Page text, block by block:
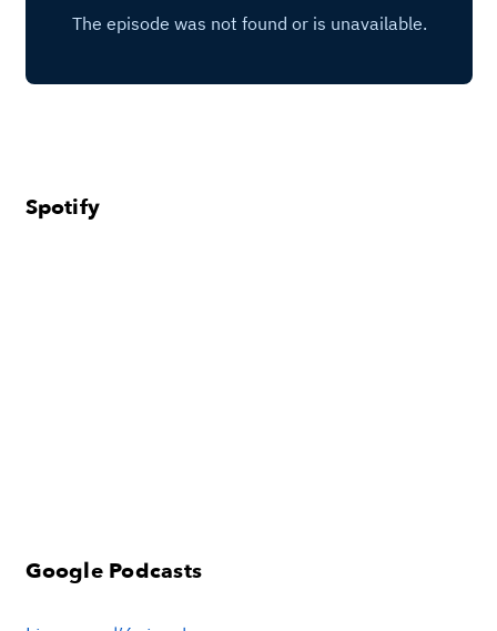
Spotify
Google Podcasts